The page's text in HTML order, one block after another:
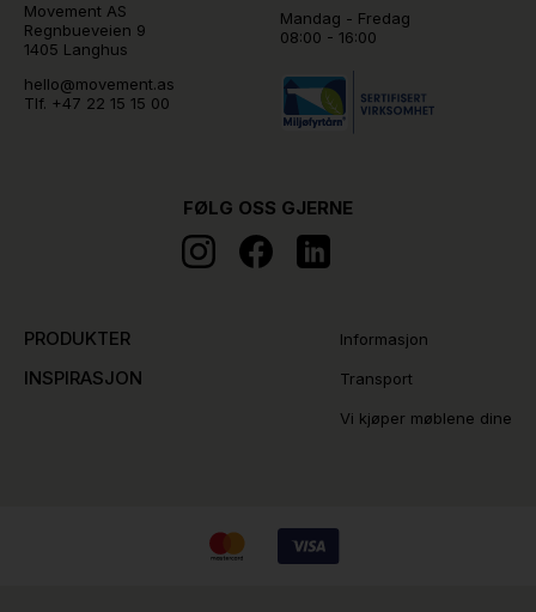
Movement AS
Regnbueveien 9
1405 Langhus
hello@movement.as
Tlf. +47 22 15 15 00
Mandag - Fredag
08:00 - 16:00
PRODUKTER
INSPIRASJON
Informasjon
Transport
Vi kjøper møblene dine
FØLG OSS GJERNE